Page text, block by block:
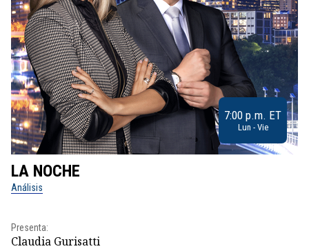
7:00 p.m. ET
Lun - Vie
LA NOCHE
Análisis
Presenta:
Claudia Gurisatti